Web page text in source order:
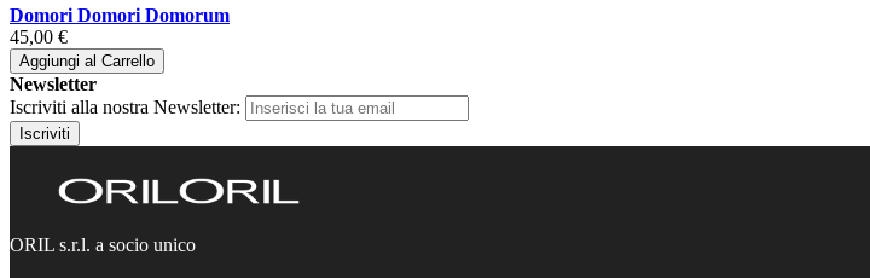
Domori Domori Domorum
45,00 €
Aggiungi al Carrello
Newsletter
Iscriviti alla nostra Newsletter:
Iscriviti
ORIL s.r.l. a socio unico